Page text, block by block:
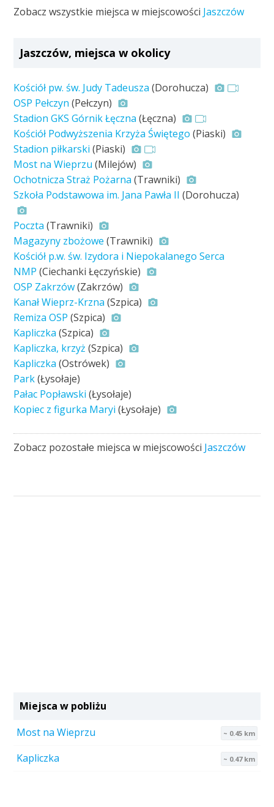
Zobacz wszystkie miejsca w miejscowości Jaszczów
Jaszczów, miejsca w okolicy
Kościół pw. św. Judy Tadeusza (Dorohucza)
OSP Pełczyn (Pełczyn)
Stadion GKS Górnik Łęczna (Łęczna)
Kościół Podwyższenia Krzyża Świętego (Piaski)
Stadion piłkarski (Piaski)
Most na Wieprzu (Milejów)
Ochotnicza Straż Pożarna (Trawniki)
Szkoła Podstawowa im. Jana Pawła II (Dorohucza)
Poczta (Trawniki)
Magazyny zbożowe (Trawniki)
Kościół p.w. św. Izydora i Niepokalanego Serca
NMP (Ciechanki Łęczyńskie)
OSP Zakrzów(Zakrzów)
Kanał Wieprz-Krzna (Szpica)
Remiza OSP (Szpica)
Kapliczka (Szpica)
Kapliczka, krzyż (Szpica)
Kapliczka (Ostrówek)
Park(Łysołaje)
Pałac Popławski (Łysołaje)
Kopiec z figurka Maryi (Łysołaje)
Zobacz pozostałe miejsca w miejscowości Jaszczów
Miejsca w pobliżu
Most na Wieprzu
~ 0.45 km
Kapliczka ~ 0.47 km